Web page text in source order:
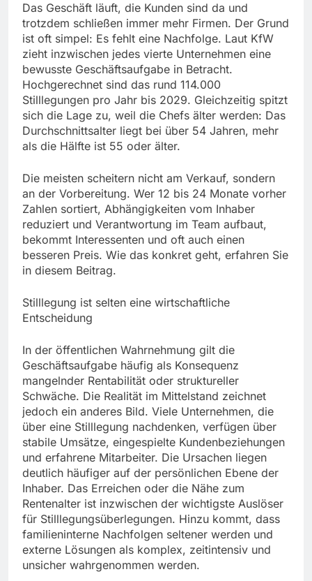
Das Geschäft läuft, die Kunden sind da und
trotzdem schließen immer mehr Firmen. Der Grund
ist oft simpel: Es fehlt eine Nachfolge. Laut KfW
zieht inzwischen jedes vierte Unternehmen eine
bewusste Geschäftsaufgabe in Betracht.
Hochgerechnet sind das rund 114.000
Stilllegungen pro Jahr bis 2029. Gleichzeitig spitzt
sich die Lage zu, weil die Chefs älter werden: Das
Durchschnittsalter liegt bei über 54 Jahren, mehr
als die Hälfte ist 55 oder älter.
Die meisten scheitern nicht am Verkauf, sondern
an der Vorbereitung. Wer 12 bis 24 Monate vorher
Zahlen sortiert, Abhängigkeiten vom Inhaber
reduziert und Verantwortung im Team aufbaut,
bekommt Interessenten und oft auch einen
besseren Preis. Wie das konkret geht, erfahren Sie
in diesem Beitrag.
Stilllegung ist selten eine wirtschaftliche
Entscheidung
In der öffentlichen Wahrnehmung gilt die
Geschäftsaufgabe häufig als Konsequenz
mangelnder Rentabilität oder struktureller
Schwäche. Die Realität im Mittelstand zeichnet
jedoch ein anderes Bild. Viele Unternehmen, die
über eine Stilllegung nachdenken, verfügen über
stabile Umsätze, eingespielte Kundenbeziehungen
und erfahrene Mitarbeiter. Die Ursachen liegen
deutlich häufiger auf der persönlichen Ebene der
Inhaber. Das Erreichen oder die Nähe zum
Rentenalter ist inzwischen der wichtigste Auslöser
für Stilllegungsüberlegungen. Hinzu kommt, dass
familieninterne Nachfolgen seltener werden und
externe Lösungen als komplex, zeitintensiv und
unsicher wahrgenommen werden.